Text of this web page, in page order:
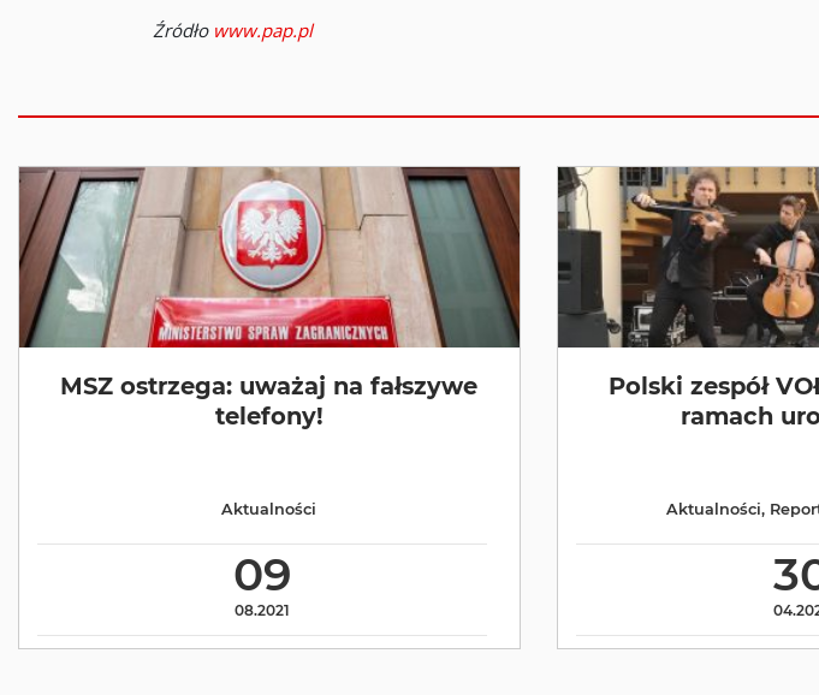
Źródło www.pap.pl
MSZ ostrzega: uważaj na fałszywe
telefony!
09
08.2021
Aktualności
Polski zespół
ramach
Aktualności,